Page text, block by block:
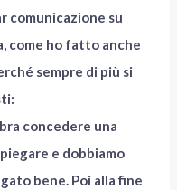
comunicazione su
come ho fatto anche
sempre di più si
concedere una
e dobbiamo
bene. Poi alla fine